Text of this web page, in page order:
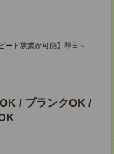
ード就業が可能】即日～
/ ブランクOK /